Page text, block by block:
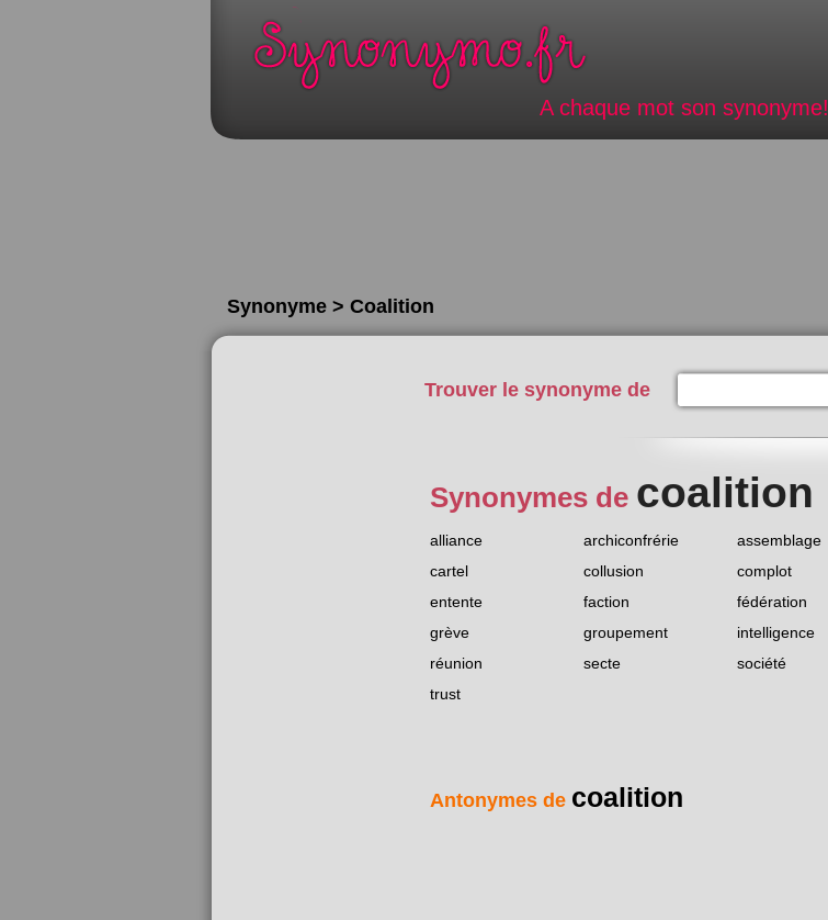
A chaque mot son synonyme!
Synonyme > Coalition
Trouver le synonyme de
Synonymes de coalition
alliance archiconfrérie assemblage
cartel
collusion complot
entente
faction fédération
grève
groupement intelligence
réunion
secte société
trust
Antonymes de coalition